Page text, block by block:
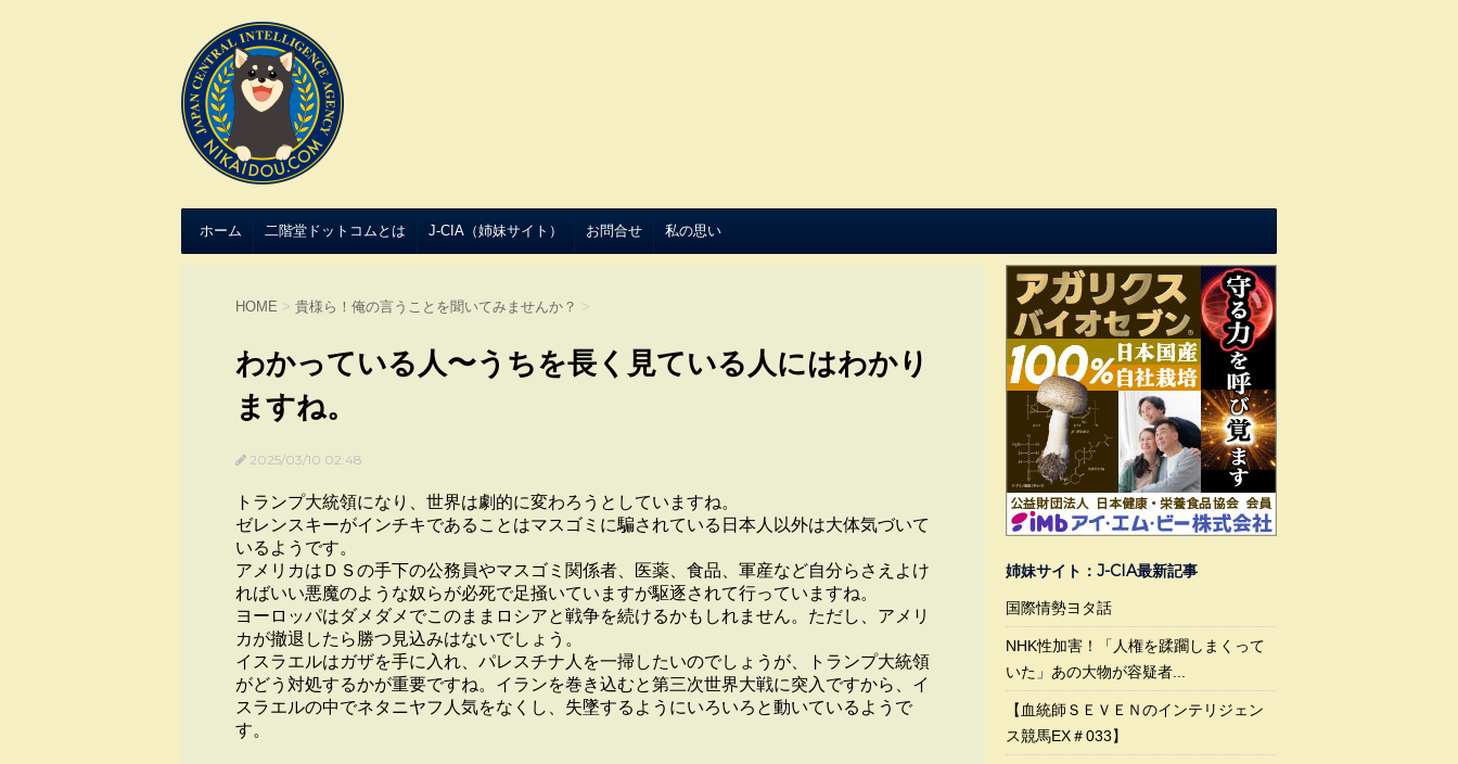
ホーム 二階堂ドットコムとは J-CIA（姉妹サイト） お問合せ 私の思い
HOME > 貴様ら！俺の言うことを聞いてみませんか？ >
わかっている人〜うちを長く見ている人にはわかり
ますね。
2025/03/10 02:48
トランプ大統領になり、世界は劇的に変わろうとしていますね。
ゼレンスキーがインチキであることはマスゴミに騙されている日本人以外は大体気づいて
いるようです。
アメリカはＤＳの手下の公務員やマスゴミ関係者、医薬、食品、軍産など自分らさえよけ
ればいい悪魔のような奴らが必死で足掻いていますが駆逐されて行っていますね。
ヨーロッパはダメダメでこのままロシアと戦争を続けるかもしれません。ただし、アメリ
カが撤退したら勝つ見込みはないでしょう。
イスラエルはガザを手に入れ、パレスチナ人を一掃したいのでしょうが、トランプ大統領
がどう対処するかが重要ですね。イランを巻き込むと第三次世界大戦に突入ですから、イ
スラエルの中でネタニヤフ人気をなくし、失墜するようにいろいろと動いているようで
す。
姉妹サイト：J-CIA最新記事
国際情勢ヨタ話
NHK性加害！「人権を蹂躙しまくって
いた」あの大物が容疑者...
【血統師ＳＥＶＥＮのインテリジェン
ス競馬EX＃033】